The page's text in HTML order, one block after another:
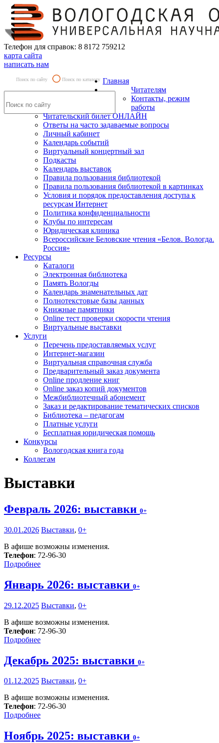
Телефон для справок: 8 8172 759212
карта сайта
написать нам
Поиск по сайту Поиск по каталогу Главная
Читателям
Контакты, режим
работы
Читательский билет ОНЛАЙН
Ответы на часто задаваемые вопросы
Личный кабинет
Календарь событий
Виртуальный концертный зал
Подкасты
Календарь выставок
Правила пользования библиотекой
Правила пользования библиотекой в картинках
Условия и порядок предоставления доступа к
ресурсам Интернет
Политика конфиденциальности
Клубы по интересам
Юридическая клиника
Всероссийские Беловские чтения «Белов. Вологда.
Россия»
Ресурсы
Каталоги
Электронная библиотека
Память Вологды
Календарь знаменательных дат
Полнотекстовые базы данных
Книжные памятники
Online тест проверки скорости чтения
Виртуальные выставки
Услуги
Перечень предоставляемых услуг
Интернет-магазин
Виртуальная справочная служба
Предварительный заказ документа
Online продление книг
Online заказ копий документов
Межбиблиотечный абонемент
Заказ и редактирование тематических списков
Библиотека – педагогам
Платные услуги
Бесплатная юридическая помощь
Конкурсы
Вологодская книга года
Коллегам
Выставки
Февраль 2026: выставки 0+
30.01.2026 Выставки, 0+
В афише возможны изменения.
Телефон: 72-96-30
Подробнее
Январь 2026: выставки 0+
29.12.2025 Выставки, 0+
В афише возможны изменения.
Телефон: 72-96-30
Подробнее
Декабрь 2025: выставки 0+
01.12.2025 Выставки, 0+
В афише возможны изменения.
Телефон: 72-96-30
Подробнее
Ноябрь 2025: выставки 0+